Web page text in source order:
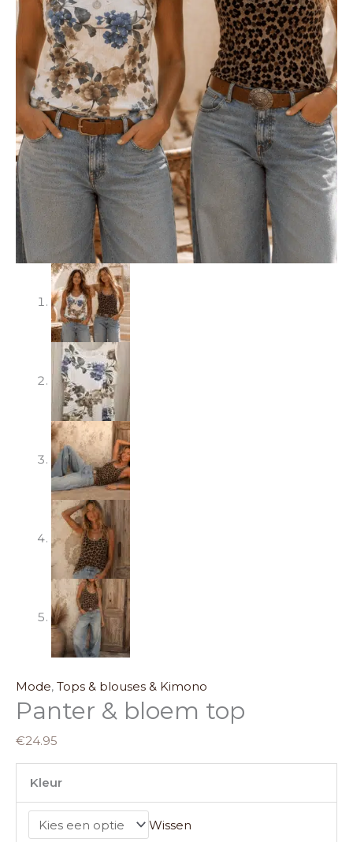
Mode, Tops & blouses & Kimono
Panter & bloem top
€24.95
Kleur
Wissen